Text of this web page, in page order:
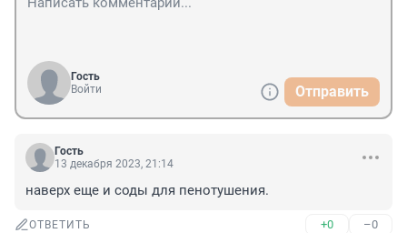
Гость
Войти
Отправить
Гость
13 декабря 2023, 21:14
наверх еще и соды для пенотушения.
ОТВЕТИТЬ +0 –0